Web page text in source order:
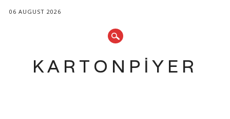
06 AUGUST 2026
KARTONPIYER